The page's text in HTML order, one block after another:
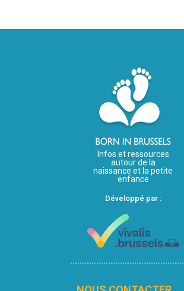
Infos et ressources
autour de la
naissance et la petite
enfance
Développé par :